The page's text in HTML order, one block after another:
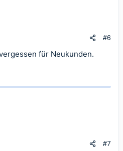
#6
für Neukunden.
#7